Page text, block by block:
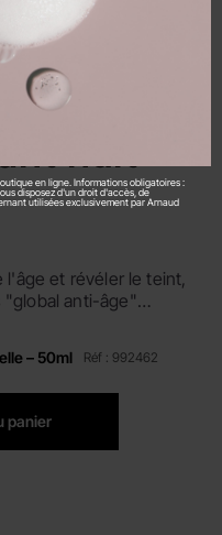
et de caviar
nuit
l'âge et révéler le teint,
"global anti-âge"
perle et de caviar.
le vieillissement
– 50ml Réf : 992462
panier
en ligne. Informations obligatoires :
disposez d'un droit d'accès, de
utilisées exclusivement par Arnaud